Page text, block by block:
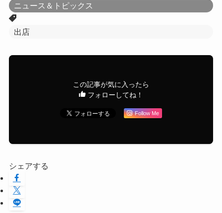
ニュース＆トピックス
出店
この記事が気に入ったら
フォローしてね！
Follow Me
シェアする